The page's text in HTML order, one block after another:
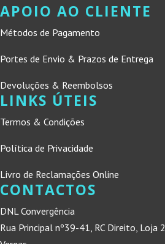
APOIO AO CLIENTE
Métodos de Pagamento
Portes de Envio & Prazos de Entrega
Devoluções & Reembolsos
LINKS ÚTEIS
Termos & Condições
Política de Privacidade
Livro de Reclamações Online
CONTACTOS
DNL Convergência
Rua Principal nº39-41, RC Direito, Loja 2